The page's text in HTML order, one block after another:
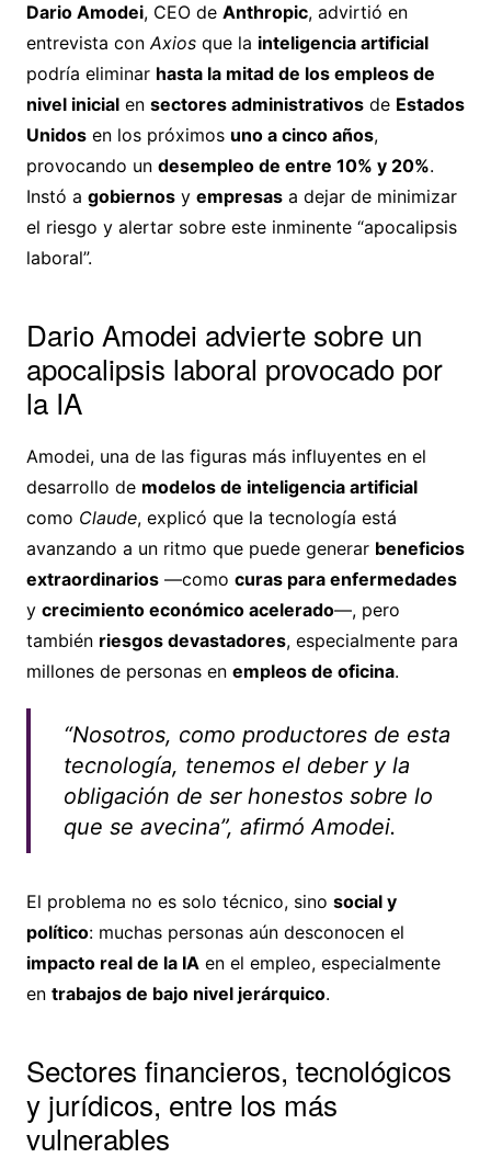
Dario Amodei, CEO de Anthropic, advirtió en
entrevista conAxiosque la inteligencia artificial
podría eliminar hasta la mitad de los empleos de
nivel inicialen sectores administrativosde Estados
Unidosen los próximos uno a cinco años,
provocando un desempleo de entre 10% y 20%.
Instó a gobiernosy empresasa dejar de minimizar
el riesgo y alertar sobre este inminente “apocalipsis
laboral”.
Dario Amodei advierte sobre un
apocalipsis laboral provocado por
la IA
Amodei, una de las figuras más influyentes en el
desarrollo de modelos de inteligencia artificial
como Claude, explicó que la tecnología está
avanzando a un ritmo que puede generar beneficios
extraordinarios—como curas para enfermedades
y crecimiento económico acelerado—, pero
también riesgos devastadores, especialmente para
millones de personas en empleos de oficina.
“Nosotros, como productores de esta
tecnología, tenemos el deber y la
obligación de ser honestos sobre lo
que se avecina”, afirmó Amodei.
El problema no es solo técnico, sino social y
político: muchas personas aún desconocen el
impacto real de la IAen el empleo, especialmente
en trabajos de bajo nivel jerárquico.
Sectores financieros, tecnológicos
y jurídicos, entre los más
vulnerables